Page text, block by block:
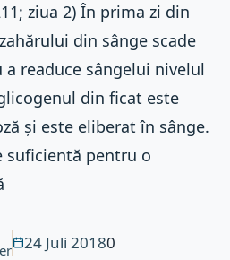
ziua 2) În prima zi din
din sânge scade
readuce sângelui nivelul
din ficat este
și este eliberat în sânge.
suficientă pentru o
24 Juli 20180